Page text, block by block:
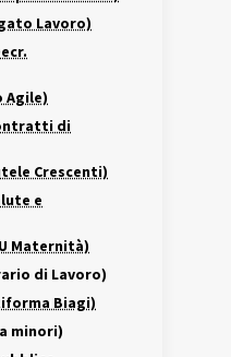
Lavoro)
Agile)
di
Crescenti)
e
Maternità)
di Lavoro)
Biagi)
minori)